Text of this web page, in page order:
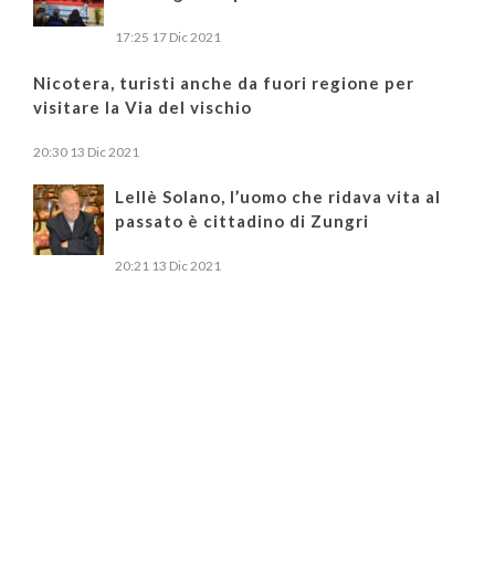
17:25 17 Dic 2021
Nicotera, turisti anche da fuori regione per
visitare la Via del vischio
20:30 13 Dic 2021
Lellè Solano, l’uomo che ridava vita al
passato è cittadino di Zungri
20:21 13 Dic 2021